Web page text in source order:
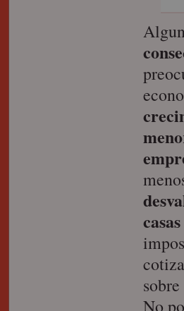
casas
No